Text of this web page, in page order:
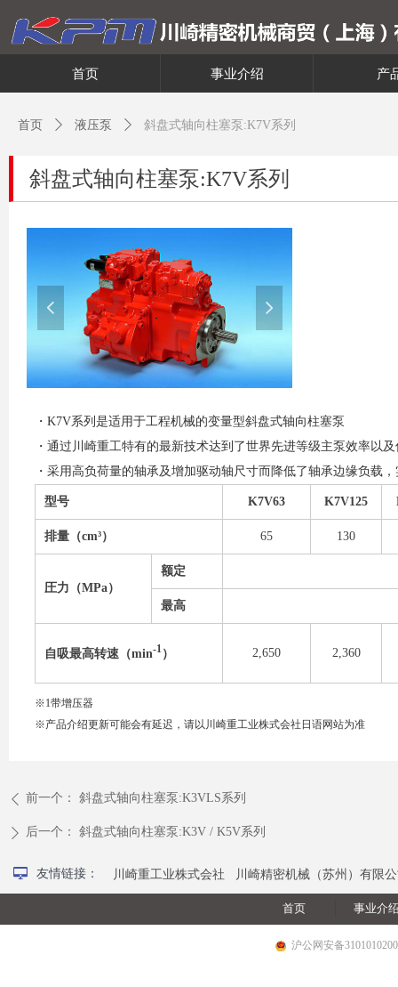
首页 事业介绍 产
斜盘式轴向柱塞泵:K7V系列
넳 넲
・K7V系列是适用于工程机械的变量型斜盘式轴向柱塞泵
・通过川崎重工特有的最新技术达到了世界先进等级主泵效率以
・采用高负荷量的轴承及增加驱动轴尺寸而降低了轴承边缘负载
型号 K7V63 K7V125
排量（cm³） 65 130
圧力（MPa）
额定
最高
自吸最高转速（min-1） 2,650 2,360
※1带增压器
※产品介绍更新可能会有延迟，请以川崎重工业株式会社日语网站为准
首页 ꄲ 液压泵 ꄲ 斜盘式轴向柱塞泵:K7V系列
ꄴ 前一个： 斜盘式轴向柱塞泵:K3VLS系列
ꄲ 后一个： 斜盘式轴向柱塞泵:K3V / K5V系列
首页 事业介
川崎重工业株式会社 川崎精密机械（苏州）有限
友情链接：
넡
沪公网安备